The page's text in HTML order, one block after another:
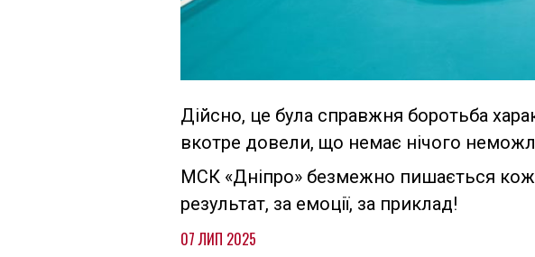
Дійсно, це була справжня боротьба
вкотре довели, що немає нічого
МСК «Дніпро» безмежно пишається
результат, за емоції, за приклад!
07 ЛИП 2025